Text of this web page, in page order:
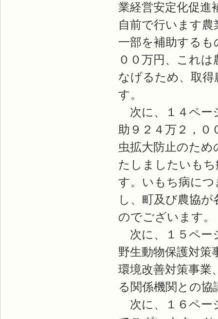
業経営安定化促進
自前で行います
一部を補助する
００万円、これ
なげるため、取
す。
次に、１４ペー
助９２４万２，
虫拡大防止のため
たしましたいも
す。いもち病に
し、町及び農協
のでございます。
次に、１５ペー
野生動物保護対策
環境改善対策事業
る関係機関との
次に、１６ペー